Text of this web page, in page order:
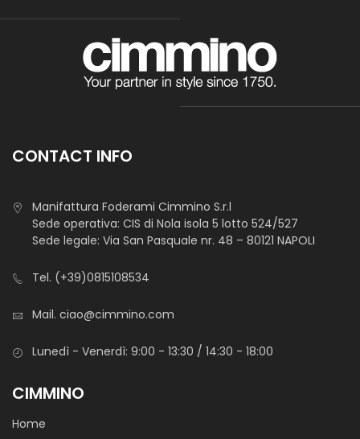
Organza Arcobaleno Unito
Tessuto in armatura tela, sottile trasparente con mano
adesiva su un lato. Utilizzato per dare forma e sostegno ai
CONTACT INFO
Manifattura Foderami Cimmino S.r.l
Sede operativa: CIS di Nola isola 5 lotto 524/527
Sede legale: Via San Pasquale nr. 48 – 80121 NAPOLI
Tel. (+39)0815108534
Mail. ciao@cimmino.com
Lunedì - Venerdì: 9:00 - 13:30 / 14:30 - 18:00
CIMMINO
Home